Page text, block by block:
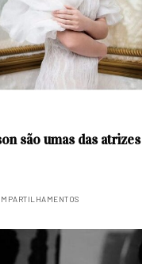
são umas das atrizes